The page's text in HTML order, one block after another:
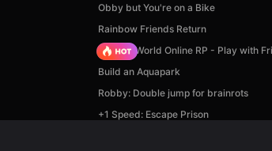
Obby but You're on a Bike
Rainbow Friends Return
Sprunki World Online RP - Play with
Build an Aquapark
Robby: Double jump for brainrots
+1 Speed: Escape Prison